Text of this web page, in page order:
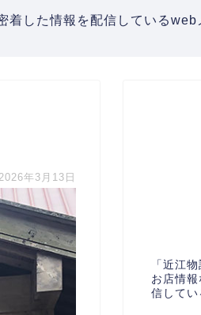
着した情報を配信しているweb
年3月13日
「近江
お店情
信してい